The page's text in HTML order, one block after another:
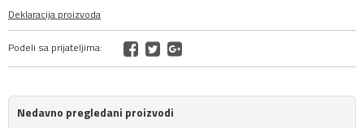
Deklaracija proizvoda
Podeli sa prijateljima:
Nedavno pregledani proizvodi